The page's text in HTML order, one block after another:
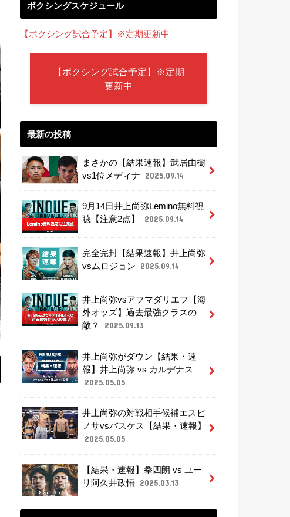
ボクシングスケジュール
【ボクシング試合予定】※定期更新中
【ボクシング試合予定】※定期
更新中
最新の投稿
まさかの【結果速報】武居由樹
vs1位メディナ
2025.09.14
9月14日井上尚弥Lemino無料視
聴【注意2点】
2025.09.14
完全完封【結果速報】井上尚弥
vsムロジョン
2025.09.14
井上尚弥vsアフマダリエフ【海
外オッズ】過去最強クラスの
敵？
2025.09.13
井上尚弥がダウン【結果・速
報】井上尚弥 vs カルデナス
2025.05.05
井上尚弥の対戦相手候補エスピ
ノサvsバスケス【結果・速報】
2025.05.05
【結果・速報】拳四朗 vs ユー
リ阿久井政悟 2025.03.13